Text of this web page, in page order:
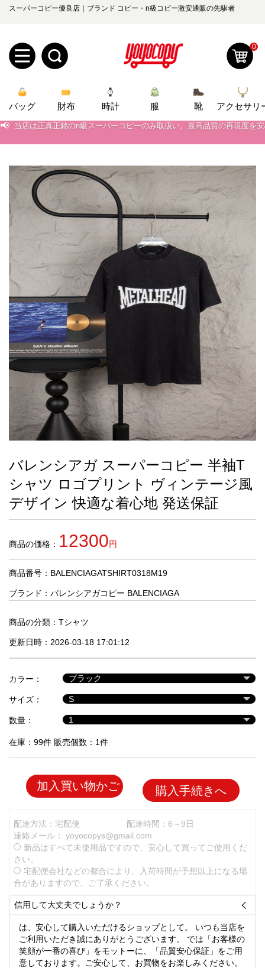
スーパーコピー優良店｜ブランド コピー・n級コピー激安通販の先駆者
規
ザ
ー
登
ロ
ン
ー
ー
管
理
お
ら
せ
yoyocopys@gmail.com
2026人気特集
バッグ
財布
時計
服
ズボン
衣装セット
靴
住まい用品
アクセサリー
ベルト
スカーフ
アイフォーンケ
ース
小物
す
す
め
商
人
気
商
セ
ル
品
0
バッグ 財布 時計 服 靴 アクセサリ
📢 当店は正真正銘のn級スーパーコピーのみ取扱い。最高品質の再現度を
📢 当店は正真正銘のn級スーパーコピーのみ取扱い。最高品質の再現度を
2026春の新作続々更新中！期間中のご注文でお得な割引をご利用いただ
📢 新作入荷！ルイ・ヴィトンスーパーコピー バッグ最新モデルが登場。
バレンシアガ スーパーコピー 半袖T
シャツ ロゴプリント ヴィンテージ風
デザイン 快適な着心地 発送保証
商品の価格： 12300円
商品番号：BALENCIAGATSHIRT0318M19
ブランド： バレンシアガコピー BALENCIAGA
商品の分類： Tシャツ
更新日時：2026-03-18 17:01:12
カラー：
サイズ：
数量：
在庫：99件 販売個数：1件
加入買い物かご 購入手続きへ
配達方法：宅配便
配達時間：6～9日
連絡メール： yoyocopys@gmail.com
新品はすべて未使用品ですので、安心して買ってご使用くだ
さい。
宅配便会社などの都合により、入荷時間が予想以上になる場
合がありますので、ご了承ください。
信用して大丈夫でしょうか？ 
は、安心して購入いただけるショップとして。 いつも当店を
ご利用いただき誠にありがとうございます。 では「お客様の
笑顔が一番の喜び」をモットーに、「品質安心保証」をご用
意しております。ご安心して、お買物をお楽しみください。